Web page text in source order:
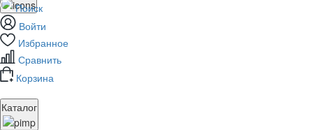
Поиск
Войти
Избранное
Сравнить
Корзина
Каталог